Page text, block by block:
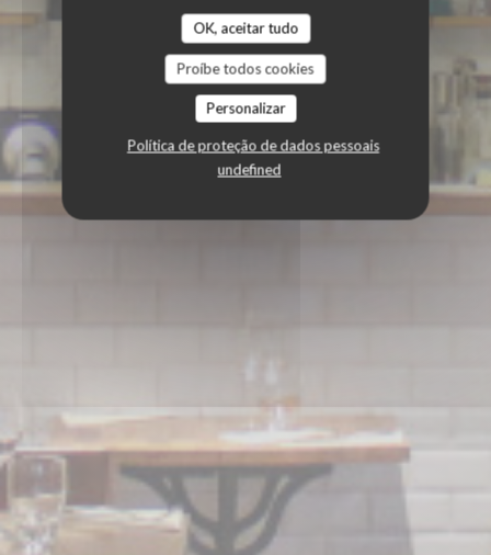
OK, aceitar tudo
Proíbe todos cookies
Personalizar
Política de proteção de dados pessoais
undefined